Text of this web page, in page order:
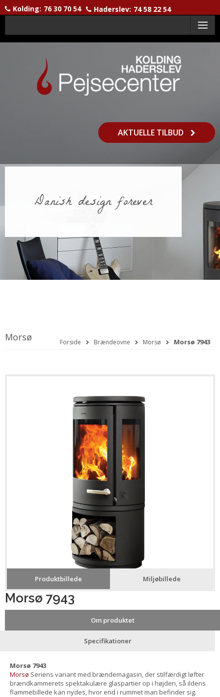
Kolding: 76 30 70 54 Haderslev: 74 58 22 54
Menu
AKTUELLE TILBUD
Danish design forever
Forside Brændeovne Morsø Morsø 7943
Morsø
Produktbillede Miljøbillede
Morsø 7943
Om produktet
Specifikationer
Morsø 7943
Morsø Seriens variant med brændemagasin, der stilfærdigt løfter
brændkammerets spektakulære glaspartier op i højden, så ildens
flammebillede kan nydes, hvor end i rummet man befinder sig.